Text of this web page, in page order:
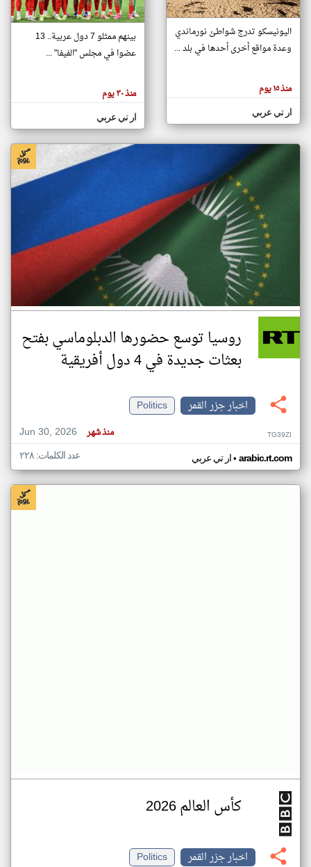
تغيير الدولة
اخبار جزر القمر على مدار الساعة
أهم اخبار جزر القمر العاجلة والمباشرة
هنا عن
وجهة
كاتبيها.
اليونيسكو تدرج شواطئ نورماندي
وعدة مواقع أخرى أحدها في بلد ...
منذ ١٥ يوم
ار تي عربي
بينهم ممثلو 7 دول عربية.. 13
عضوا في مجلس "الفيفا" ...
منذ ٣٠ يوم
ار تي عربي
روسيا توسع حضورها الدبلوماسي بفتح
بعثات جديدة في 4 دول أفريقية
اخبار جزر القمر
Politics
Jun 30, 2026
منذ شهر TG39ZI
ار تي عربي• arabic.rt.com عدد الكلمات: ٢٢٨
كأس العالم 2026
اخبار جزر القمر
Politics
klyoum.com